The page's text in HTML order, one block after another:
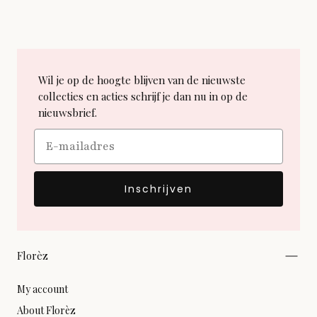
Wil je op de hoogte blijven van de nieuwste
collecties en acties schrijf je dan nu in op de
nieuwsbrief.
Email
Inschrijven
Florèz
My account
About Florèz